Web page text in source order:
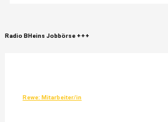
Radio BHeins Jobbörse +++
Rewe: Mitarbeiter/in